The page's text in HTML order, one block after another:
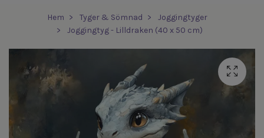
Hem Tyger & Sömnad
Joggingtyger
Joggingtyg - Lilldraken (40 x 50 cm)